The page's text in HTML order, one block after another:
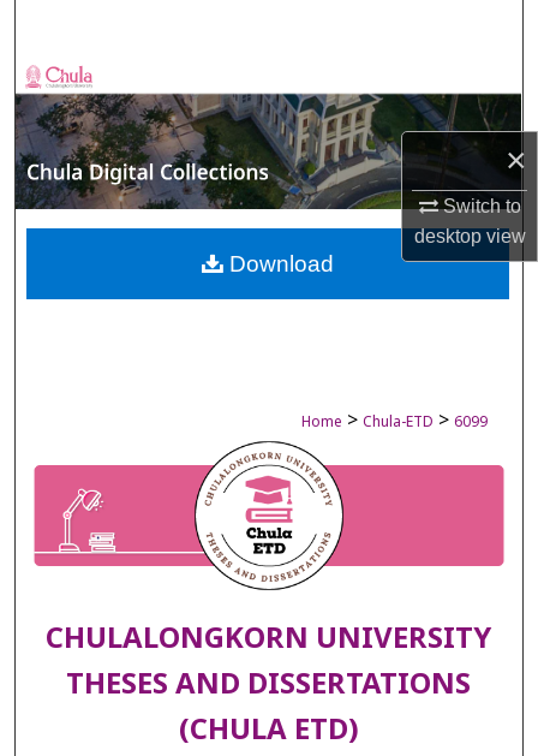
×
Switch to
desktopview
Browse Collections
My Account
About
Digital Commons Network™
Home > Chula-ETD > 6099
CHULALONGKORN UNIVERSITY
THESES AND DISSERTATIONS
(CHULA ETD)
Download